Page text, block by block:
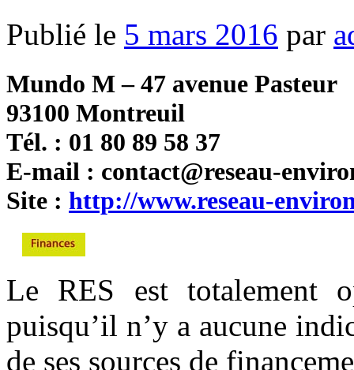
Publié le 5 mars 2016 par
Mundo M – 47 avenue Pasteur
93100 Montreuil
Tél. : 01 80 89 58 37
E-mail : contact@reseau-
Site : http://www.reseau-
Le RES est totalement
puisqu’il n’y a aucune
de ses sources de